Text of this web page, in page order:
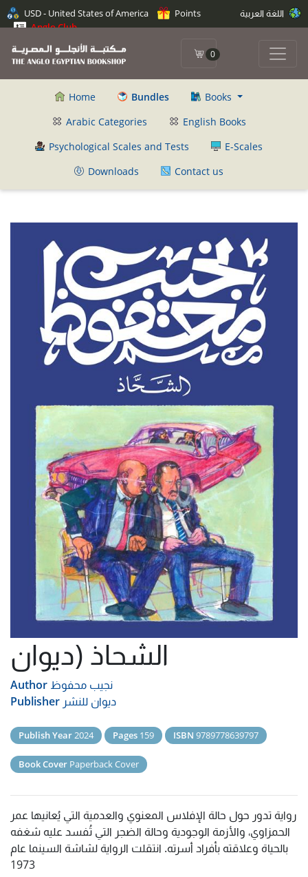
USD - United States of America
Points
Anglo Club
0
Home Bundles
Books
Arabic Categories
English Books
Psychological Scales and Tests
E-Scales
Downloads
Contact us
الشحاذ (ديوان
Author نجيب محفوظ
Publisher ديوان للنشر
Publish Year2024 Pages 159 ISBN 9789778639797
Book Cover Paperback Cover
رواية تدور حول حالة الإفلاس المعنوي والعدمية التي يُعانيها عمر
الحمزاوي، والأزمة الوجودية وحالة الضجر التي تُفسد عليه شغفه
بالحياة وعلاقته بأفراد أسرته. انتقلت الرواية لشاشة السينما عام
1973